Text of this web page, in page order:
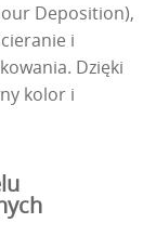
Deposition),
i
Dzięki
kolor i